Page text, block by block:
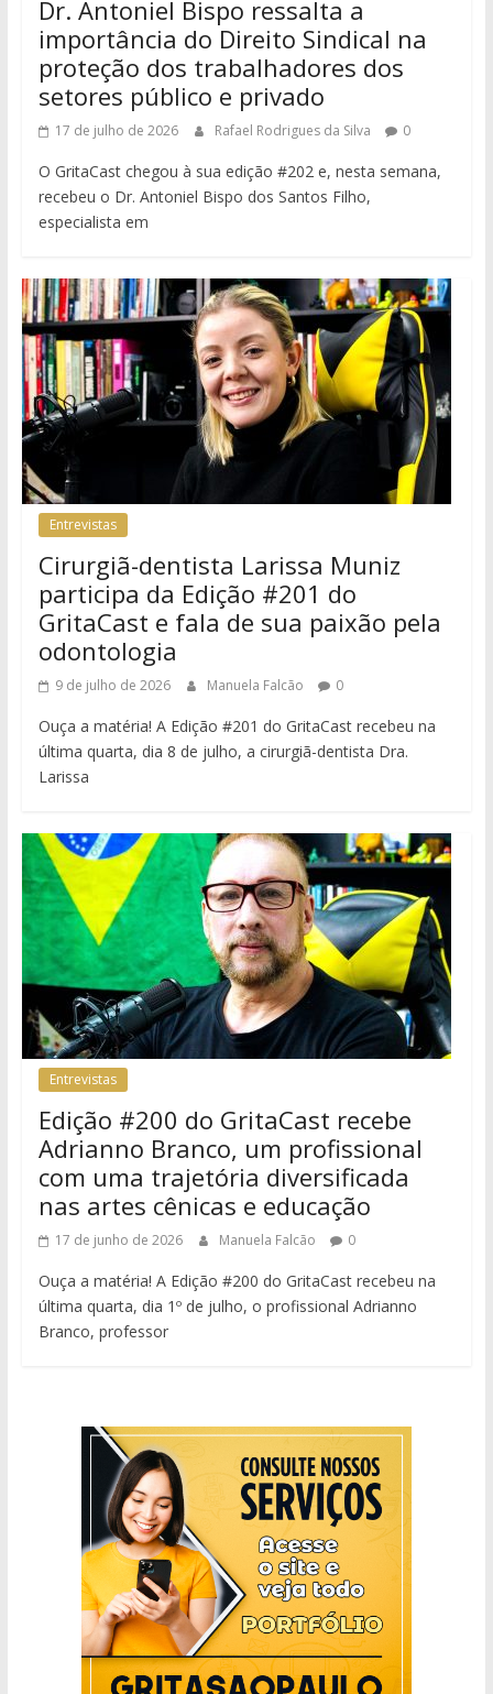
Dr. Antoniel Bispo ressalta a
importância do Direito Sindical na
proteção dos trabalhadores dos
setores público e privado
17 de julho de 2026 Rafael Rodrigues da Silva 0
O GritaCast chegou à sua edição #202 e, nesta semana,
recebeu o Dr. Antoniel Bispo dos Santos Filho,
especialista em
Entrevistas
Cirurgiã-dentista Larissa Muniz
participa da Edição #201 do
GritaCast e fala de sua paixão pela
odontologia
9 de julho de 2026 Manuela Falcão 0
Ouça a matéria! A Edição #201 do GritaCast recebeu na
última quarta, dia 8 de julho, a cirurgiã-dentista Dra.
Larissa
Entrevistas
Edição #200 do GritaCast recebe
Adrianno Branco, um profissional
com uma trajetória diversificada
nas artes cênicas e educação
17 de junho de 2026 Manuela Falcão 0
Ouça a matéria! A Edição #200 do GritaCast recebeu na
última quarta, dia 1º de julho, o profissional Adrianno
Branco, professor